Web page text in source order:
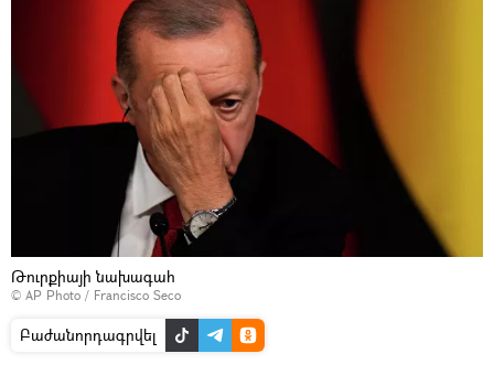
Թուրքիայի նախագահ
© AP Photo / Francisco Seco
Բաժանորդագրվել